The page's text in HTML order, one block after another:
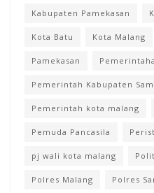
Kabupaten Pamekasan
Kota Batu Kota Malang
Pamekasan
Pemerintah Kabupaten
Pemerintah kota malang
Pemuda Pancasila
pj wali kota malang
Polres Malang Polres